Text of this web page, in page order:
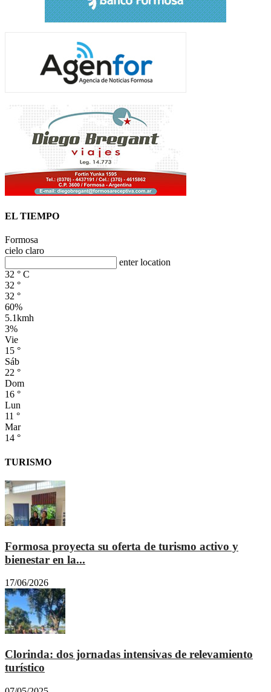
EL TIEMPO
Formosa
cielo claro
enter location
32 ° C
32 °
32 °
60%
5.1kmh
3%
Vie
15 °
Sáb
22 °
Dom
16 °
Lun
11 °
Mar
14 °
TURISMO
Formosa proyecta su oferta de turismo activo y
bienestar en la...
17/06/2026
Clorinda: dos jornadas intensivas de relevamiento
turístico